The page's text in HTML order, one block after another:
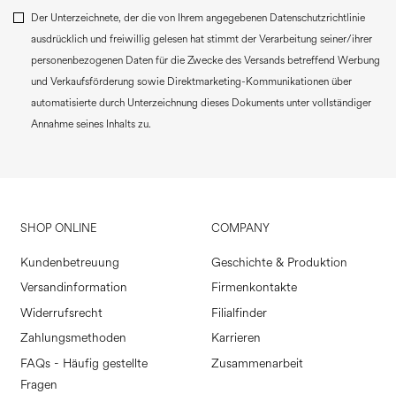
Der Unterzeichnete, der die von Ihrem angegebenen Datenschutzrichtlinie
ausdrücklich und freiwillig gelesen hat stimmt der Verarbeitung seiner/ihrer
personenbezogenen Daten für die Zwecke des Versands betreffend Werbung
und Verkaufsförderung sowie Direktmarketing-Kommunikationen über
automatisierte durch Unterzeichnung dieses Dokuments unter vollständiger
Annahme seines Inhalts zu.
SHOP ONLINE
Kundenbetreuung
Versandinformation
Widerrufsrecht
Zahlungsmethoden
FAQs - Häufig gestellte
Fragen
COMPANY
Geschichte & Produktion
Firmenkontakte
Filialfinder
Karrieren
Zusammenarbeit